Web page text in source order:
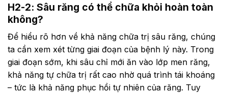
H2-2: Sâu răng có thể chữa khỏi hoàn toàn
không?
Để hiểu rõ hơn về khả năng chữa trị sâu răng, chúng
ta cần xem xét từng giai đoạn của bệnh lý này. Trong
giai đoạn sớm, khi sâu chỉ mới ăn vào lớp men răng,
khả năng tự chữa trị rất cao nhờ quá trình tái khoáng
– tức là khả năng phục hồi tự nhiên của răng. Tuy